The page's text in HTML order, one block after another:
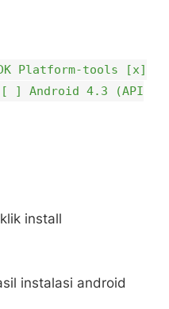
Platform-tools [x]
[ ] Android 4.3 (API
install
instalasi android